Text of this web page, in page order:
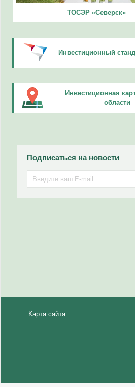
ТОСЭР «Северск»
Инвестиционный
Инвестиционная
области
Подписаться на новости
Карта сайта